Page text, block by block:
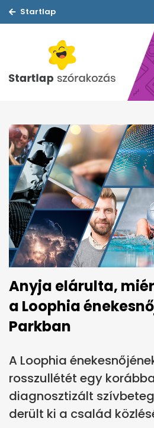
Startlap
Anyja elárulta,
a Loophia
Parkban
A Loophia
rosszullétét egy
diagnosztizált
derült ki a család